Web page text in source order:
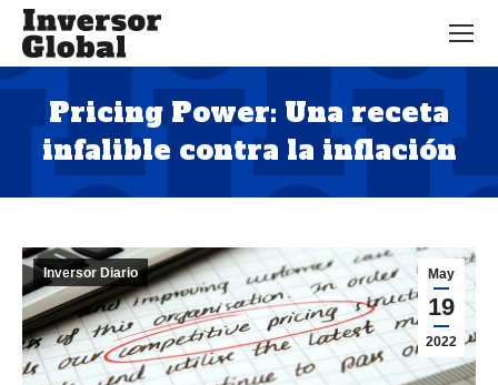
Pricing Power: Una receta
infalible contra la inflación
Estás aquí:
May
19
2022
Inversor Diario